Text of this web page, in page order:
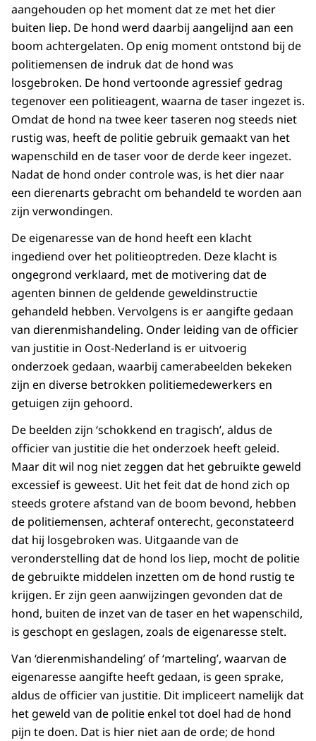
aangehouden op het moment dat ze met het dier
buiten liep. De hond werd daarbij aangelijnd aan een
boom achtergelaten. Op enig moment ontstond bij de
politiemensen de indruk dat de hond was
losgebroken. De hond vertoonde agressief gedrag
tegenover een politieagent, waarna de taser ingezet is.
Omdat de hond na twee keer taseren nog steeds niet
rustig was, heeft de politie gebruik gemaakt van het
wapenschild en de taser voor de derde keer ingezet.
Nadat de hond onder controle was, is het dier naar
een dierenarts gebracht om behandeld te worden aan
zijn verwondingen.
De eigenaresse van de hond heeft een klacht
ingediend over het politieoptreden. Deze klacht is
ongegrond verklaard, met de motivering dat de
agenten binnen de geldende geweldinstructie
gehandeld hebben. Vervolgens is er aangifte gedaan
van dierenmishandeling. Onder leiding van de officier
van justitie in Oost-Nederland is er uitvoerig
onderzoek gedaan, waarbij camerabeelden bekeken
zijn en diverse betrokken politiemedewerkers en
getuigen zijn gehoord.
De beelden zijn ‘schokkend en tragisch’, aldus de
officier van justitie die het onderzoek heeft geleid.
Maar dit wil nog niet zeggen dat het gebruikte geweld
excessief is geweest. Uit het feit dat de hond zich op
steeds grotere afstand van de boom bevond, hebben
de politiemensen, achteraf onterecht, geconstateerd
dat hij losgebroken was. Uitgaande van de
veronderstelling dat de hond los liep, mocht de politie
de gebruikte middelen inzetten om de hond rustig te
krijgen. Er zijn geen aanwijzingen gevonden dat de
hond, buiten de inzet van de taser en het wapenschild,
is geschopt en geslagen, zoals de eigenaresse stelt.
Van ‘dierenmishandeling’ of ‘marteling’, waarvan de
eigenaresse aangifte heeft gedaan, is geen sprake,
aldus de officier van justitie. Dit impliceert namelijk dat
het geweld van de politie enkel tot doel had de hond
pijn te doen. Dat is hier niet aan de orde; de hond